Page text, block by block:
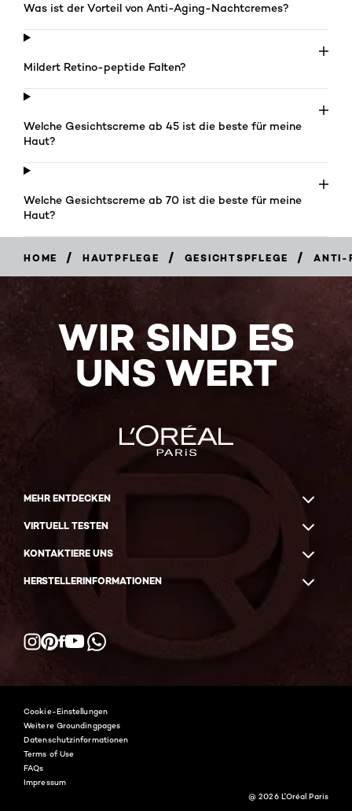
Was ist der Vorteil von Anti-Aging-Nachtcremes?
Mildert Retino-peptide Falten?
Welche Gesichtscreme ab 45 ist die beste für meine
Haut?
Welche Gesichtscreme ab 70 ist die beste für meine
Haut?
HOME / HAUTPFLEGE / GESICHTSPFLEGE / ANTI-
WIR SIND ES
UNS WERT
MEHR ENTDECKEN
VIRTUELL TESTEN
KONTAKTIERE UNS
HERSTELLERINFORMATIONEN
Facebook
YouTube
Cookie-Einstellungen
Weitere Groundingpages
Datenschutzinformationen
Terms of Use
FAQs
Impressum
@ 2026 L'Oréal Paris